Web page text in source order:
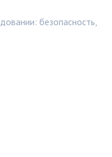
безопасность,